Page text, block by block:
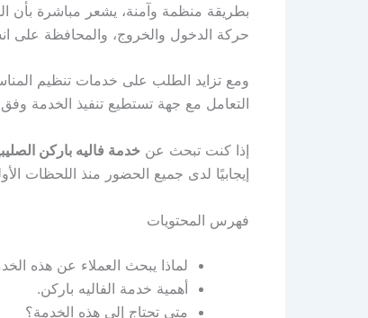
بطريقة منظمة وآمنة، يشعر مباشرة بأن
حركة الدخول والخروج، والمحافظة على
ومع تزايد الطلب على خدمات تنظيم
التعامل مع جهة تستطيع تنفيذ الخدمة
إذا كنت تبحث عن خدمة فاليه باركن
إيجابيًا لدى جميع الحضور منذ اللحظات
فهرس المحتويات
لماذا يبحث العملاء عن هذه
أهمية خدمة الفاليه باركن.
متى تحتاج إلى هذه الخدمة؟